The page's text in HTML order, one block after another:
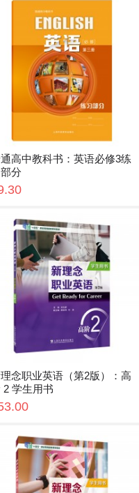
高中教科书：英语必修3练
分
念职业英语（第2版）：高
2 学生用书